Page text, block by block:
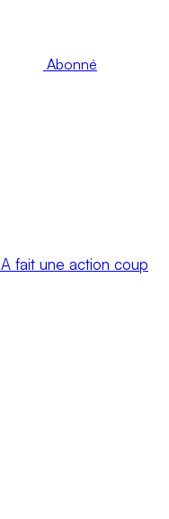
Abonné
fait une action coup